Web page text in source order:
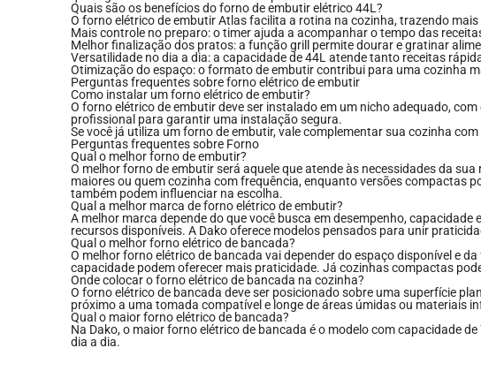
Quais são os benefícios do forno de embutir elétrico 44L?
O forno elétrico de embutir Atlas facilita a rotina na cozinha, trazendo
Mais controle no preparo: o timer ajuda a acompanhar o tempo das
Melhor finalização dos pratos: a função grill permite dourar e gratinar
Versatilidade no dia a dia: a capacidade de 44L atende tanto receitas
Otimização do espaço: o formato de embutir contribui para uma cozinha
Perguntas frequentes sobre forno elétrico de embutir
Como instalar um forno elétrico de embutir?
O forno elétrico de embutir deve ser instalado em um nicho adequado,
profissional para garantir uma instalação segura.
Se você já utiliza um forno de embutir, vale complementar sua cozinha
Perguntas frequentes sobre Forno
Qual o melhor forno de embutir?
O melhor forno de embutir será aquele que atende às necessidades da
maiores ou quem cozinha com frequência, enquanto versões compactas
também podem influenciar na escolha.
Qual a melhor marca de forno elétrico de embutir?
A melhor marca depende do que você busca em desempenho,
recursos disponíveis. A Dako oferece modelos pensados para unir
Qual o melhor forno elétrico de bancada?
O melhor forno elétrico de bancada vai depender do espaço disponível e
capacidade podem oferecer mais praticidade. Já cozinhas compactas
Onde colocar o forno elétrico de bancada na cozinha?
O forno elétrico de bancada deve ser posicionado sobre uma superfície
próximo a uma tomada compatível e longe de áreas úmidas ou materiais
Qual o maior forno elétrico de bancada?
Na Dako, o maior forno elétrico de bancada é o modelo com capacidade
dia a dia.